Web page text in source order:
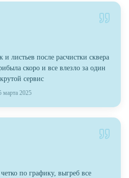
листьев после расчистки сквера
скоро и все влезло за один
сервис
марта 2025
по графику, выгреб все